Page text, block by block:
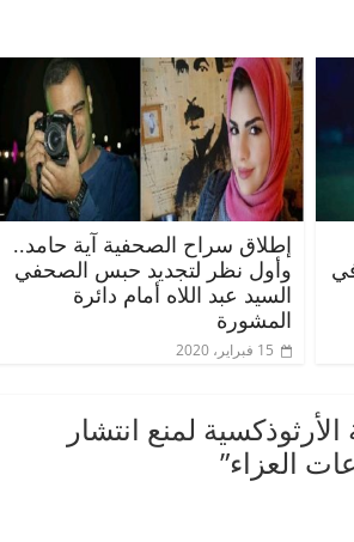
إطلاق سراح الصحفية آية حامد..
وأول نظر لتجديد حبس الصحفي
السيد عبد اللاه أمام دائرة
المشورة
15 فبراير، 2020
لمنع انتشار
العزاء”